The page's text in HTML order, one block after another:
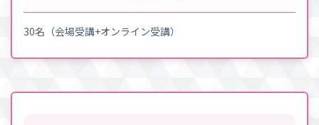
30名（会場受講+オンライン受講）